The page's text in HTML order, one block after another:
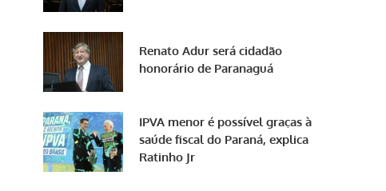
Renato Adur será cidadão
honorário de Paranaguá
IPVA menor é possível graças à
saúde fiscal do Paraná, explica
Ratinho Jr